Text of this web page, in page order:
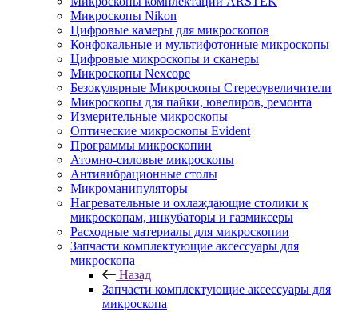
Микроскопы Nikon
Цифровые камеры для микроскопов
Конфокальные и мультифотонные микроскопы
Цифровые микроскопы и сканеры
Микроскопы Nexcope
Безокулярные Микроскопы Стереоувеличители
Микроскопы для пайки, ювелиров, ремонта
Измерительные микроскопы
Оптические микроскопы Evident
Программы микроскопии
Атомно-силовые микроскопы
Антивибрационные столы
Микроманипуляторы
Нагревательные и охлаждающие столики к
микроскопам, инкубаторы и газмиксеры
Расходные материалы для микроскопии
Запчасти комплектующие аксессуары для
микроскопа
Назад
Запчасти комплектующие аксессуары для
микроскопа